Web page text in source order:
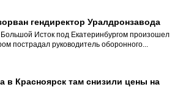
гендиректор Уралдронзавода
Большой Исток под Екатеринбургом произошел
пострадал руководитель оборонного...
в Красноярск там снизили цены на